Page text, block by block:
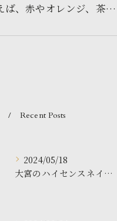
ば、赤やオレンジ、茶色
Recent Posts
2024/05/18
大宮のハイセンスネイルサロンで最高の体験を！